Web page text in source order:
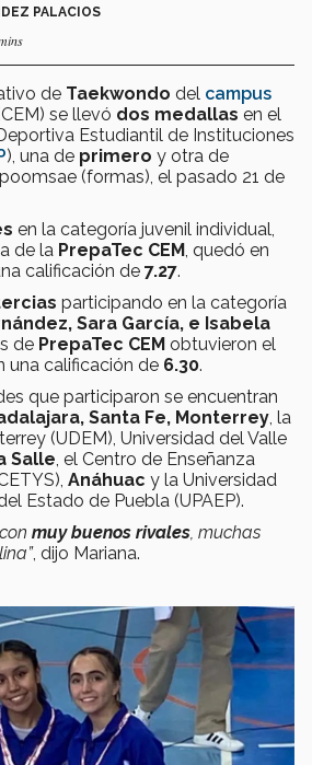
PALACIOS
de Taekwondo del campus
se llevó dos medallas en el
Estudiantil de Instituciones
), una de primero y otra de
(formas), el pasado 21 de
en la categoría juvenil individual,
de la PrepaTec CEM , quedó en
calificación de 7.27.
participando en la categoría
Sara García, e Isabela
de PrepaTec CEM obtuvieron el
una calificación de 6.30.
que participaron se encuentran
Santa Fe, Monterrey , la
(UDEM), Universidad del Valle
Salle , el Centro de Enseñanza
Anáhuac y la Universidad
Estado de Puebla (UPAEP).
muy buenos rivales , muchas
, dijo Mariana.